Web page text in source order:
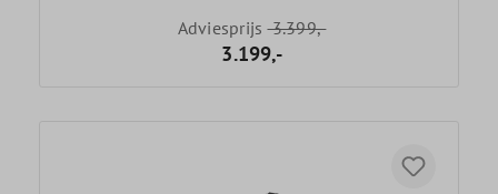
Adviesprijs3.399,-
3.199,-